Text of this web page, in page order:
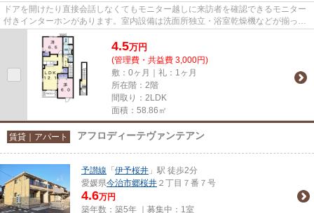
ドアを開けたり直接会話しなくてもモニター越しに来訪者を確認できるモニター
付きインターホンがあります。室内設備は洗面所独立・浴室乾燥機などが揃って
いるので、快適に過ごしやす...
4.5万円
(管理費・共益費 3,000円)
敷：0ヶ月｜礼：1ヶ月
所在階：2階
間取り：2LDK
面積：58.86㎡
賃貸｜アパート アフロディーテヴァンテアン
予讃線 「 伊予桜井 」駅 徒歩2分
愛媛県今治市郷桜井 ２丁目７番７号
4.6万円
築年数：築5年 ｜募集中： 1室